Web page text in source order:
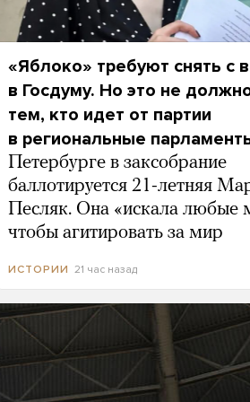
«Яблоко» требуют снять с
в Госдуму. Но это не
тем, кто идет от партии
в региональные
Петербурге в заксобрание
баллотируется 21-летняя
Песляк. Она «искала любые
чтобы агитировать за мир
ИСТОРИИ 21 час назад